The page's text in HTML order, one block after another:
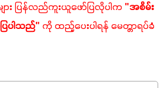
ျား ပြန်လည်ကူးယူဖော်ပြလိုပါက "အစိမ်း
ြပါသည်" ကို ထည့်ပေးပါရန် မေတ္တာရပ်ခံ